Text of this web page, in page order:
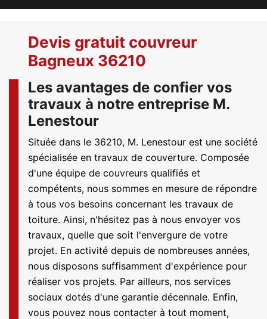
Devis gratuit couvreur
Bagneux 36210
Les avantages de confier vos
travaux à notre entreprise M.
Lenestour
Située dans le 36210, M. Lenestour est une société
spécialisée en travaux de couverture. Composée
d'une équipe de couvreurs qualifiés et
compétents, nous sommes en mesure de répondre
à tous vos besoins concernant les travaux de
toiture. Ainsi, n'hésitez pas à nous envoyer vos
travaux, quelle que soit l'envergure de votre
projet. En activité depuis de nombreuses années,
nous disposons suffisamment d'expérience pour
réaliser vos projets. Par ailleurs, nos services
sociaux dotés d'une garantie décennale. Enfin,
vous pouvez nous contacter à tout moment,